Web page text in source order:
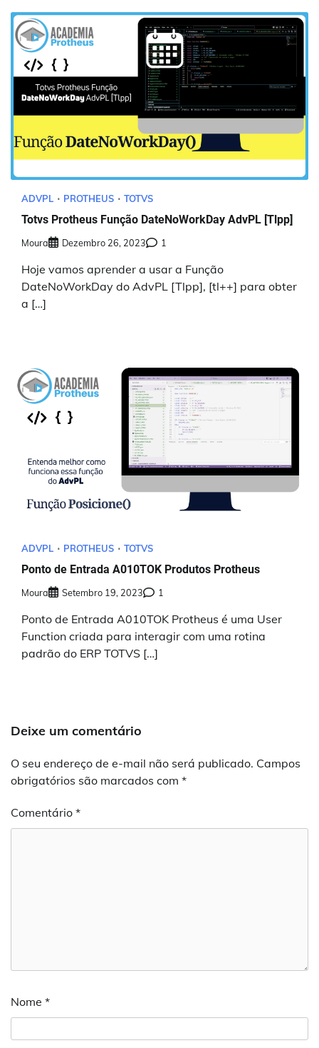
ADVPL PROTHEUS TOTVS
Totvs Protheus Função DateNoWorkDay AdvPL [Tlpp]
Moura Dezembro 26, 2023 1
Hoje vamos aprender a usar a Função
DateNoWorkDay do AdvPL [Tlpp], [tl++] para obter
a […]
ADVPL PROTHEUS TOTVS
Ponto de Entrada A010TOK Produtos Protheus
Moura Setembro 19, 2023 1
Ponto de Entrada A010TOK Protheus é uma User
Function criada para interagir com uma rotina
padrão do ERP TOTVS […]
Deixe um comentário
O seu endereço de e-mail não será publicado. Campos
obrigatórios são marcados com *
Comentário *
Nome *